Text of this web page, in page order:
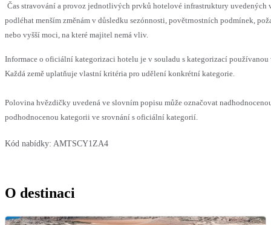
Čas stravování a provoz jednotlivých prvků hotelové infrastruktury uvedených
podléhat menším změnám v důsledku sezónnosti, povětrnostních podmínek,
nebo vyšší moci, na které majitel nemá vliv.
Informace o oficiální kategorizaci hotelu je v souladu s kategorizací používanou
Každá země uplatňuje vlastní kritéria pro udělení konkrétní kategorie.
Polovina hvězdičky uvedená ve slovním popisu může označovat
podhodnocenou kategorii ve srovnání s oficiální kategorií.
Kód nabídky: AMTSCY1ZA4
O destinaci